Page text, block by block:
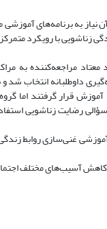
به برنامه‌های
با رویکرد
آزمایشی از نوع پیش‌آزمون­ پس‌آزمون است. جامعۀ مورد مطالعه
که با استفاده از روش نمونه‌گیری
روابط زناشویی مورد آموزش
جهت جمع‌آوری اطلاعات از پرسشنامۀ 45 سؤالی عشق، پرسشنامۀ 35 سؤالی
غنی‌سازی روابط
آسیب‌های مختلف